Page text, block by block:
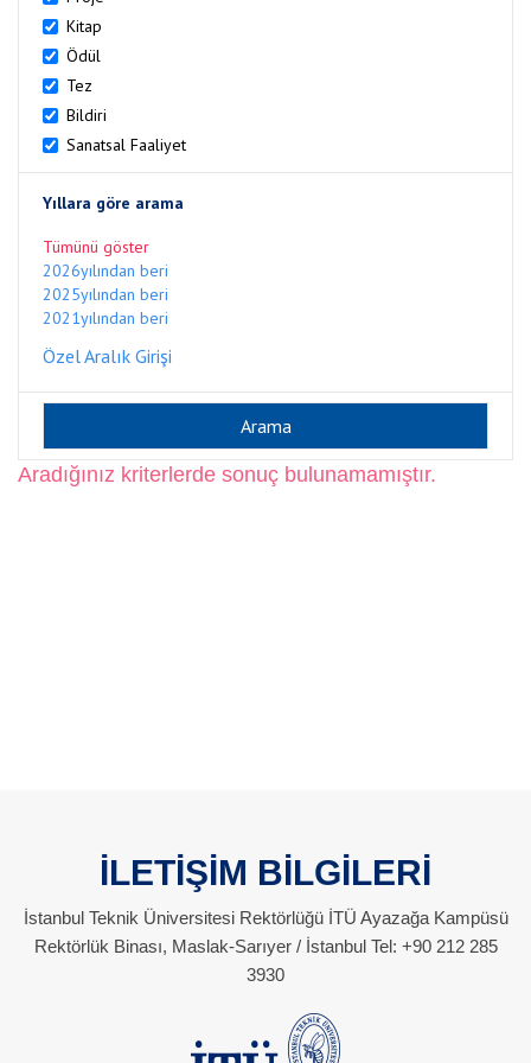
Kitap
Ödül
Tez
Bildiri
Sanatsal Faaliyet
Yıllara göre arama
Tümünü göster
2026yılından beri
2025yılından beri
2021yılından beri
Özel Aralık Girişi
Aradığınız kriterlerde sonuç bulunamamıştır.
İLETİŞİM BİLGİLERİ
İstanbul Teknik Üniversitesi Rektörlüğü İTÜ Ayazağa Kampüsü
Rektörlük Binası, Maslak-Sarıyer / İstanbul Tel: +90 212 285
3930